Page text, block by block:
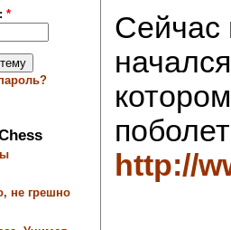
*
не грешно
Сейчас
http://